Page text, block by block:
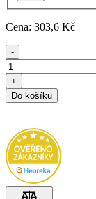
Cena: 303,6 Kč
-
+
Do košíku